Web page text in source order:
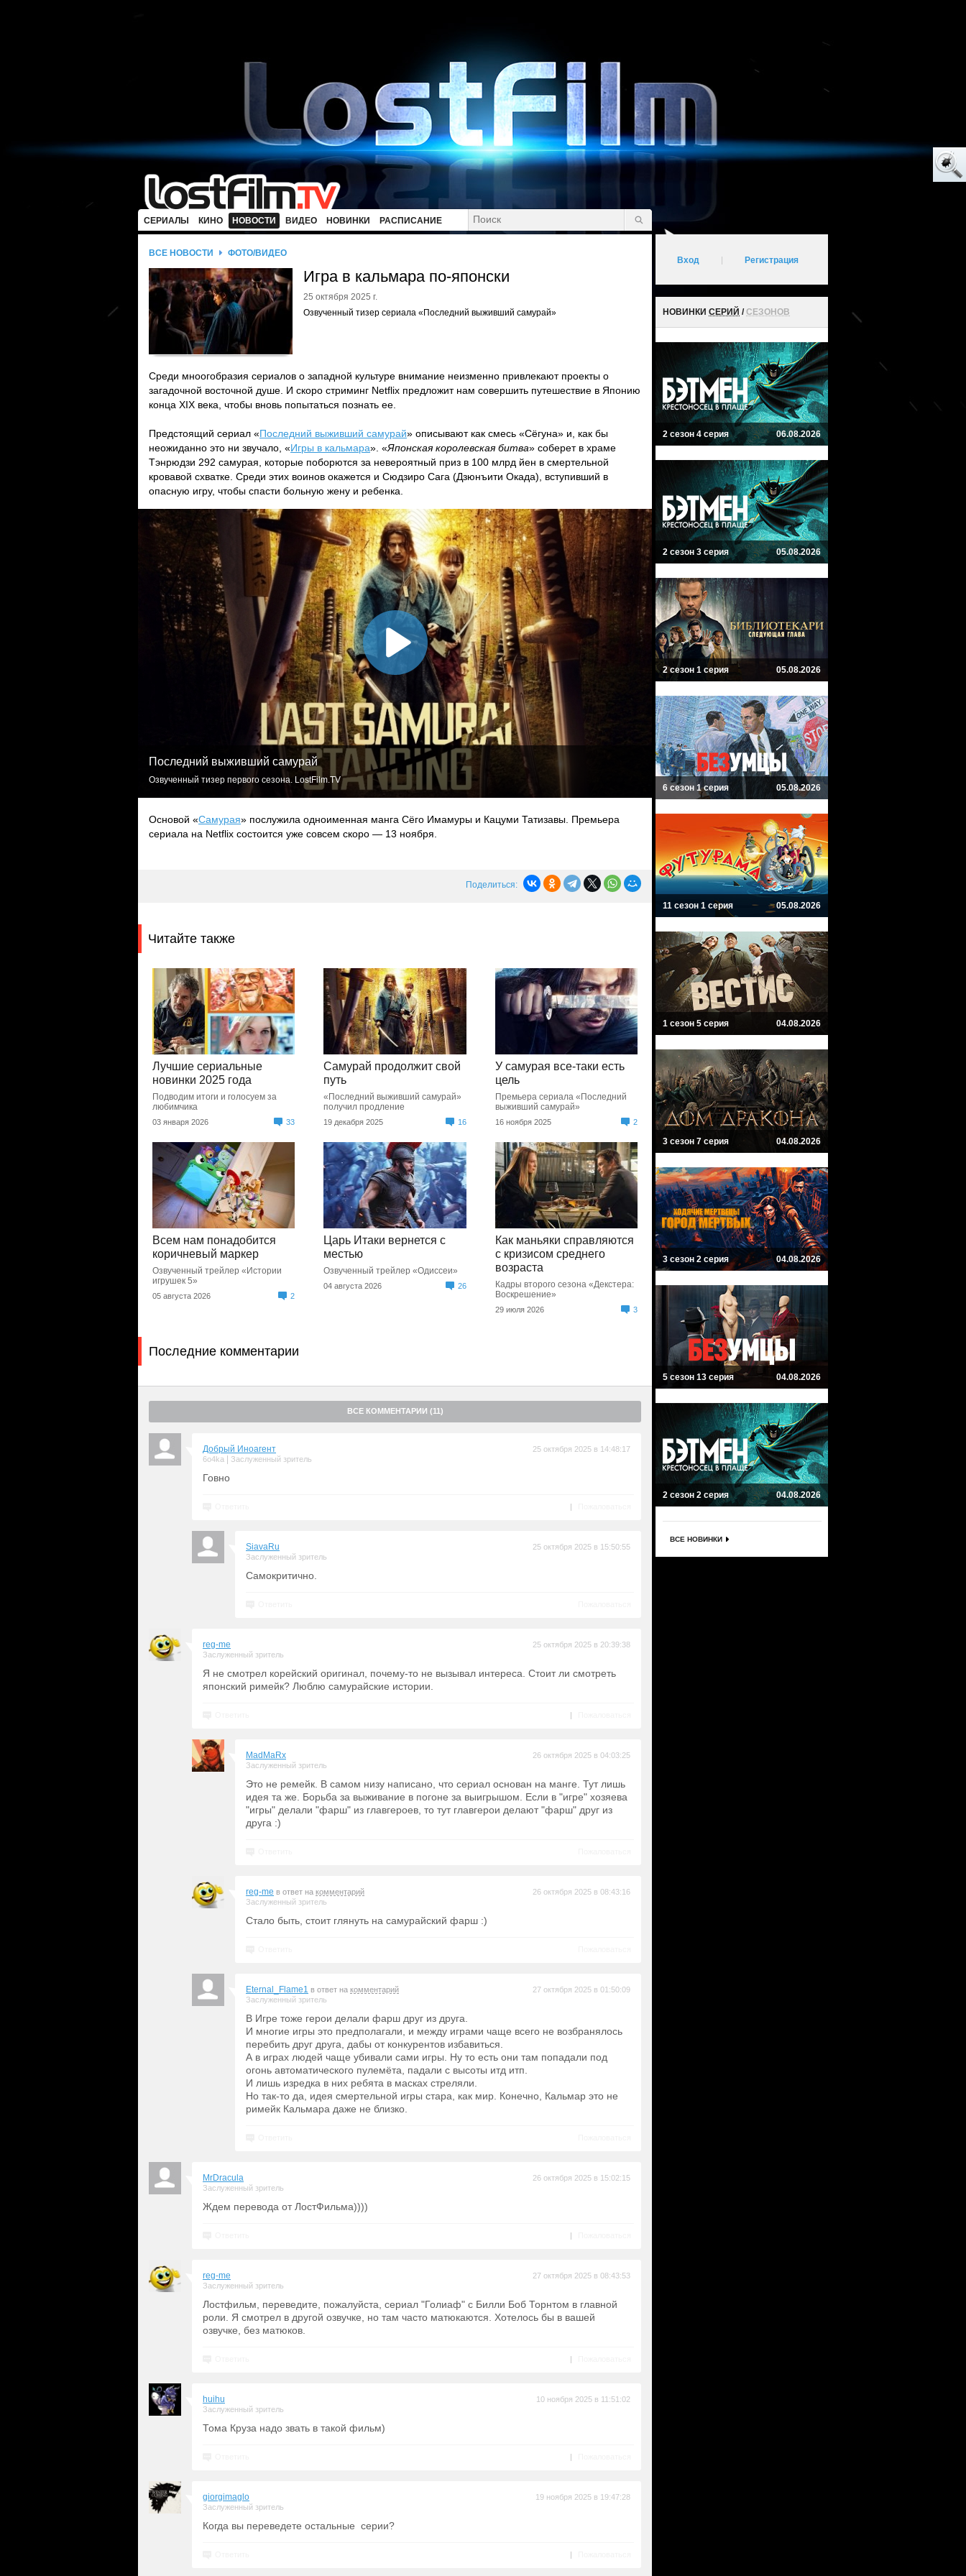
СЕРИАЛЫ КИНО НОВОСТИ ВИДЕО НОВИНКИ РАСПИСАНИЕ
ВСЕ НОВОСТИ ФОТО/ВИДЕО
Игра в кальмара по-японски
25 октября 2025 г.
Озвученный тизер сериала «Последний выживший самурай»
Среди мноогобразия сериалов о западной культуре внимание неизменно привлекают проекты о
загадочной восточной душе. И скоро стриминг Netflix предложит нам совершить путешествие в Японию
конца XIX века, чтобы вновь попытаться познать ее.
Предстоящий сериал «Последний выживший самурай» описывают как смесь «Сёгуна» и, как бы
неожиданно это ни звучало, «Игры в кальмара». «Японская королевская битва» соберет в храме
Тэнрюдзи 292 самурая, которые поборются за невероятный приз в 100 млрд йен в смертельной
кровавой схватке. Среди этих воинов окажется и Сюдзиро Сага (Дзюнъити Окада), вступивший в
опасную игру, чтобы спасти больную жену и ребенка.
Последний выживший самурай
Озвученный тизер первого сезона. LostFilm.TV
Основой «Самурая» послужила одноименная манга Сёго Имамуры и Кацуми Татизавы. Премьера
сериала на Netflix состоится уже совсем скоро — 13 ноября.
Поделиться:
Читайте также
Лучшие сериальные
новинки 2025 года
Подводим итоги и голосуем за
любимчика
03 января 2026 33
Самурай продолжит свой
путь
«Последний выживший самурай»
получил продление
19 декабря 2025 16
У самурая все-таки есть
цель
Премьера сериала «Последний
выживший самурай»
16 ноября 2025 2
Всем нам понадобится
коричневый маркер
Озвученный трейлер «Истории
игрушек 5»
05 августа 2026 2
Царь Итаки вернется с
местью
Озвученный трейлер «Одиссеи»
04 августа 2026 26
Как маньяки справляются
с кризисом среднего
возраста
Кадры второго сезона «Декстера:
Воскрешение»
29 июля 2026 3
Последние комментарии
ВСЕ КОММЕНТАРИИ (11)
Добрый Иноагент
6o4ka Заслуженный зритель
25 октября 2025 в 14:48:17
Говно
|
SiavaRu
Заслуженный зритель
25 октября 2025 в 15:50:55
Самокритично.
reg-me
Заслуженный зритель
25 октября 2025 в 20:39:38
Я не смотрел корейский оригинал, почему-то не вызывал интереса. Стоит ли смотреть
японский римейк? Люблю самурайские истории.
|
MadMaRx
Заслуженный зритель
26 октября 2025 в 04:03:25
Это не ремейк. В самом низу написано, что сериал основан на манге. Тут лишь
идея та же. Борьба за выживание в погоне за выигрышом. Если в "игре" хозяева
"игры" делали "фарш" из главгероев, то тут главгерои делают "фарш" друг из
друга :)
reg-me в ответ на комментарий
Заслуженный зритель
26 октября 2025 в 08:43:16
Стало быть, стоит глянуть на самурайский фарш :)
Eternal_Flame1 в ответ на комментарий
Заслуженный зритель
27 октября 2025 в 01:50:09
В Игре тоже герои делали фарш друг из друга.
И многие игры это предполагали, и между играми чаще всего не возбранялось
перебить друг друга, дабы от конкурентов избавиться.
А в играх людей чаще убивали сами игры. Ну то есть они там попадали под
огонь автоматического пулемёта, падали с высоты итд итп.
И лишь изредка в них ребята в масках стреляли.
Но так-то да, идея смертельной игры стара, как мир. Конечно, Кальмар это не
римейк Кальмара даже не близко.
MrDracula
Заслуженный зритель
26 октября 2025 в 15:02:15
Ждем перевода от ЛостФильма))))
|
reg-me
Заслуженный зритель
27 октября 2025 в 08:43:53
Лостфильм, переведите, пожалуйста, сериал "Голиаф" с Билли Боб Торнтом в главной
роли. Я смотрел в другой озвучке, но там часто матюкаются. Хотелось бы в вашей
озвучке, без матюков.
|
huihu
Заслуженный зритель
10 ноября 2025 в 11:51:02
Тома Круза надо звать в такой фильм)
|
giorgimaglo
Заслуженный зритель
19 ноября 2025 в 19:47:28
Когда вы переведете остальные серии?
|
Вход Регистрация
НОВИНКИ СЕРИЙ /СЕЗОНОВ
2 сезон 4 серия 06.08.2026
2 сезон 3 серия 05.08.2026
2 сезон 1 серия 05.08.2026
6 сезон 1 серия 05.08.2026
11 сезон 1 серия 05.08.2026
1 сезон 5 серия 04.08.2026
3 сезон 7 серия 04.08.2026
3 сезон 2 серия 04.08.2026
5 сезон 13 серия 04.08.2026
2 сезон 2 серия 04.08.2026
ВСЕ НОВИНКИ